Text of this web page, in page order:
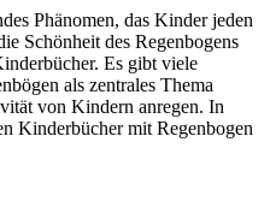
Phänomen, das Kinder jeden
Schönheit des Regenbogens
Es gibt viele
als zentrales Thema
von Kindern anregen. In
Kinderbücher mit Regenbogen